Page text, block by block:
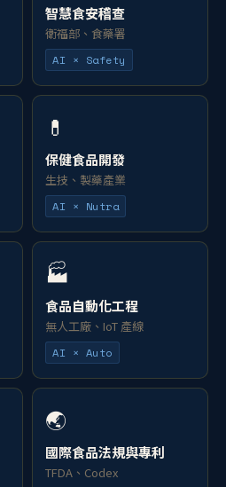
智慧食安稽查
衛福部、食藥署
AI × Safety
💊
保健食品開發
生技、製藥產業
AI × Nutra
🏭
食品自動化工程
無人工廠、IoT 產線
AI × Auto
🌏
國際食品法規與專利
TFDA、Codex